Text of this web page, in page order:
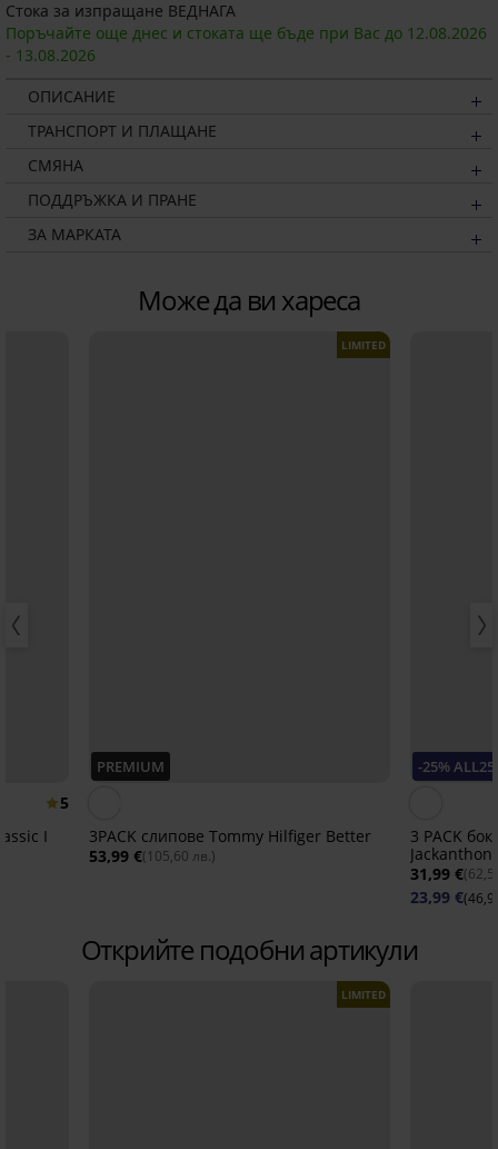
Стока за изпращане ВЕДНАГА
Поръчайте още днес и стоката ще бъде при Вас до 12.08.2026
- 13.08.2026
ОПИСАНИЕ
ТРАНСПОРТ И ПЛАЩАНЕ
СМЯНА
ПОДДРЪЖКА И ПРАНЕ
ЗА МАРКАТА
Може да ви хареса
5
I
PREMIUM
LIMITED
3PACK слипове Tommy Hilfiger Better
53,99 €(105,60 лв.)
-25% ALL25
3 PACK
31,99 €
23,99 €
Открийте подобни артикули
LIMITED